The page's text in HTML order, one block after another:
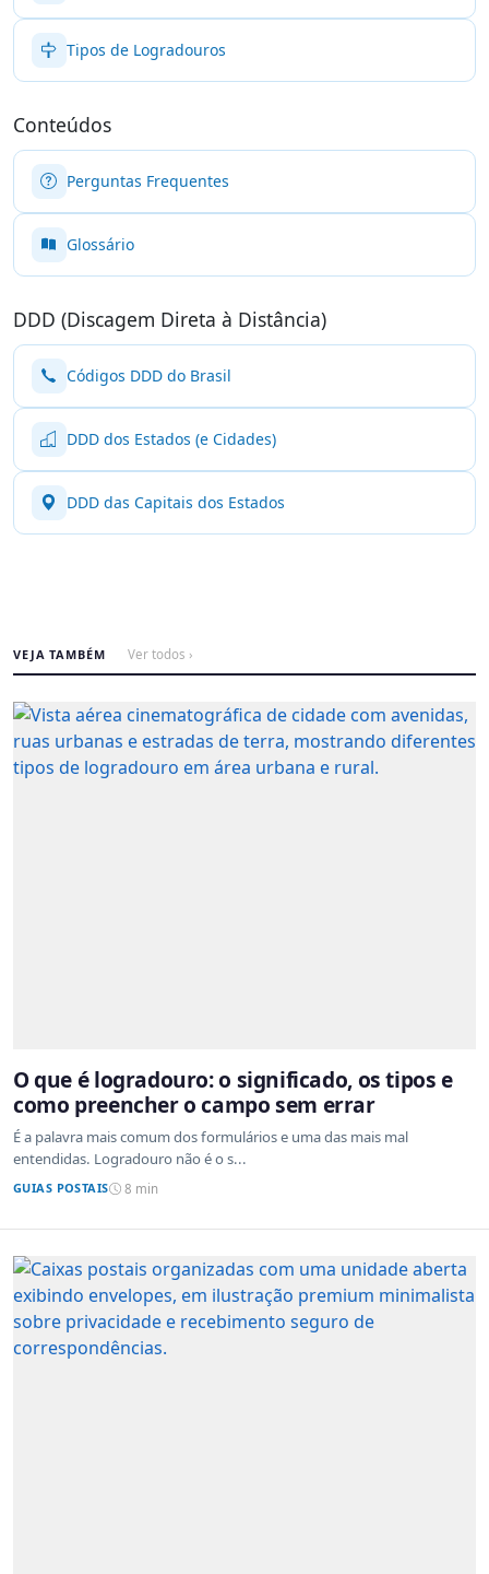
Tipos de Logradouros
Conteúdos
Perguntas Frequentes
Glossário
DDD (Discagem Direta à Distância)
Códigos DDD do Brasil
DDD dos Estados (e Cidades)
DDD das Capitais dos Estados
VEJA TAMBÉM Ver todos ›
O que é logradouro: o significado, os tipos e
como preencher o campo sem errar
É a palavra mais comum dos formulários e uma das mais mal
entendidas. Logradouro não é o s...
GUIAS POSTAIS 8 min